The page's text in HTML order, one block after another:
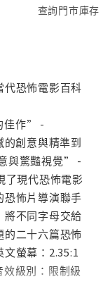
查詢門市庫存
恐怖電影百科
佳作” -
創意與精準到
與驚豔視覺” -
了現代恐怖電影
恐怖片導演聯手
將不同字母交給
的二十六篇恐怖
螢幕：2.35:1
級別：限制級